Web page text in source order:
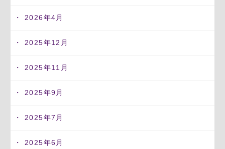
2026年4月
2025年12月
2025年11月
2025年9月
2025年7月
2025年6月